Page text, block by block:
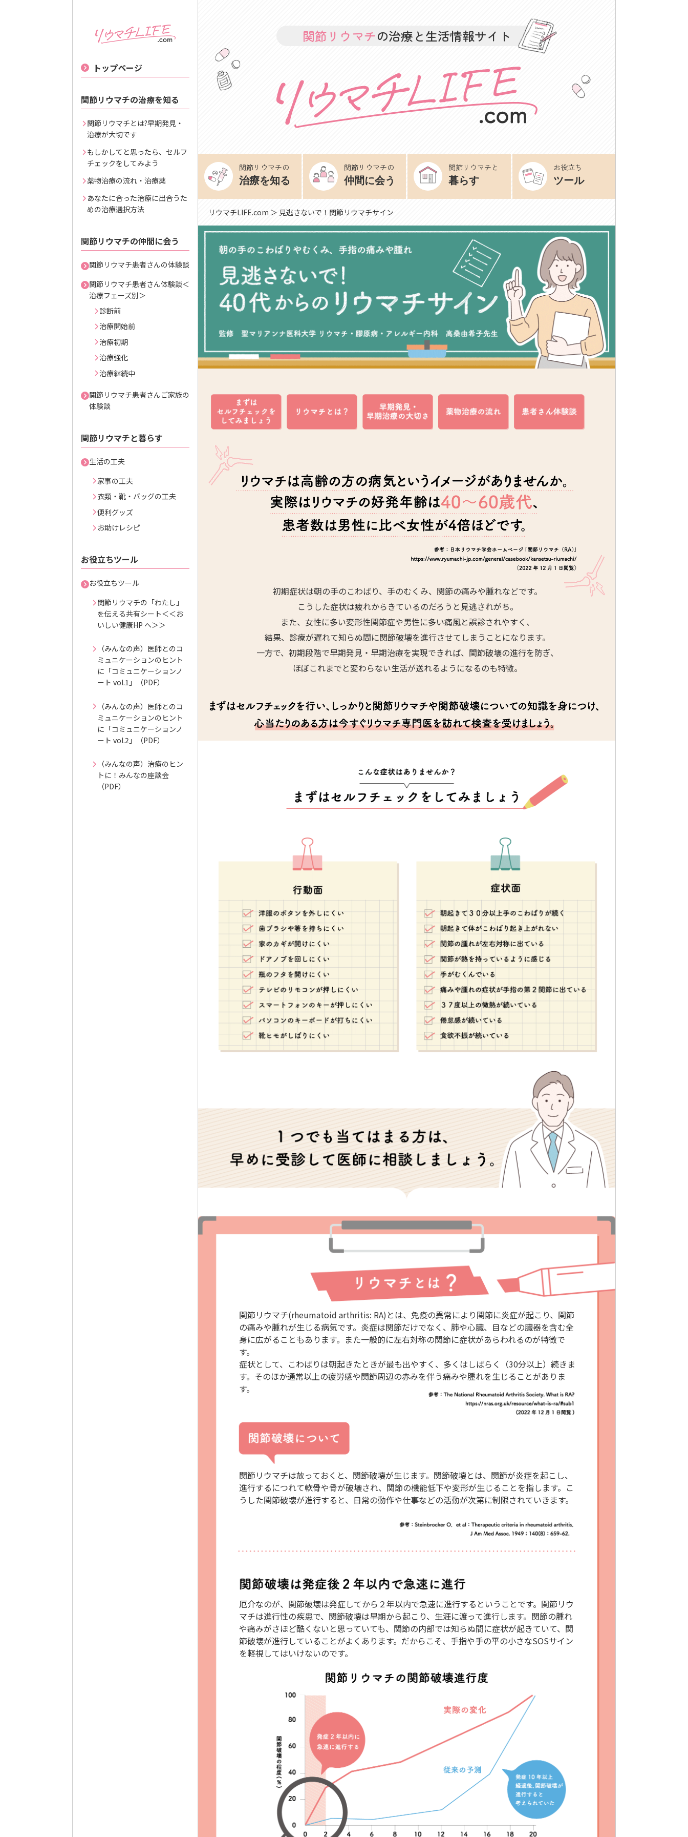
トップページ
関節リウマチの治療を知る
関節リウマチとは?早期発見・
治療が大切です
もしかしてと思ったら、セルフ
チェックをしてみよう
薬物治療の流れ・治療薬
あなたに合った治療に出合うた
めの治療選択方法
関節リウマチの仲間に会う
関節リウマチ患者さんの体験談
関節リウマチ患者さん体験談＜
治療フェーズ別＞
診断前
治療開始前
治療初期
治療強化
治療継続中
関節リウマチ患者さんご家族の
体験談
関節リウマチと暮らす
生活の工夫
家事の工夫
衣類・靴・バッグの工夫
便利グッズ
お助けレシピ
お役立ちツール
お役立ちツール
関節リウマチの「わたし」
を伝える共有シート＜＜お
いしい健康HP へ＞＞
（みんなの声）医師とのコ
ミュニケーションのヒント
に「コミュニケーションノ
ート vol.1」（PDF）
（みんなの声）医師とのコ
ミュニケーションのヒント
に「コミュニケーションノ
ート vol.2」（PDF）
（みんなの声）治療のヒン
トに！みんなの座談会
（PDF）
関節リウマチの治療と生活情報サイト
関節リウマチの
治療を知る
関節リウマチの
仲間に会う
関節リウマチと
暮らす
お役立ち
ツール
リウマチLIFE.com ＞ 見逃さないで！関節リウマチサイン
初期症状は朝の手のこわばり、手のむくみ、関節の痛みや腫れなどです。
こうした症状は疲れからきているのだろうと見逃されがち。
また、女性に多い変形性関節症や男性に多い痛風と誤診されやすく、
結果、診療が遅れて知らぬ間に関節破壊を進行させてしまうことになります。
一方で、初期段階で早期発見・早期治療を実現できれば、関節破壊の進行を防ぎ、
ほぼこれまでと変わらない生活が送れるようになるのも特徴。
関節リウマチ(rheumatoid arthritis: RA)とは、免疫の異常により関節に炎症が起こり、関節
の痛みや腫れが生じる病気です。炎症は関節だけでなく、肺や心臓、目などの臓器を含む全
身に広がることもあります。また一般的に左右対称の関節に症状があらわれるのが特徴で
す。
症状として、こわばりは朝起きたときが最も出やすく、多くはしばらく（30分以上）続きま
す。そのほか通常以上の疲労感や関節周辺の赤みを伴う痛みや腫れを生じることがありま
す。
関節リウマチは放っておくと、関節破壊が生じます。関節破壊とは、関節が炎症を起こし、
進行するにつれて軟骨や骨が破壊され、関節の機能低下や変形が生じることを指します。こ
うした関節破壊が進行すると、日常の動作や仕事などの活動が次第に制限されていきます。
厄介なのが、関節破壊は発症してから２年以内で急速に進行するということです。関節リウ
マチは進行性の疾患で、関節破壊は早期から起こり、生涯に渡って進行します。関節の腫れ
や痛みがさほど酷くないと思っていても、関節の内部では知らぬ間に症状が起きていて、関
節破壊が進行していることがよくあります。だからこそ、手指や手の平の小さなSOSサイン
を軽視してはいけないのです。